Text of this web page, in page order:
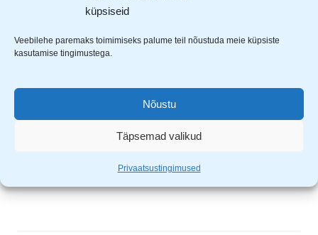
küpsiseid
Veebilehe paremaks toimimiseks palume teil nõustuda meie küpsiste
kasutamise tingimustega.
Nõustu
Täpsemad valikud
Privaatsustingimused
köögikaal LCD displeiga
LCD displei
Maksimaalne raskus 5kg